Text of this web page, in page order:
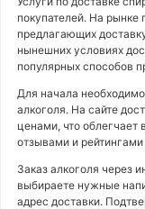
покупателей. На рынке
предлагающих
нынешних условиях
популярных способов
Для начала
алкоголя. На сайте
ценами, что облегчает
отзывами и
Заказ алкоголя через
выбираете нужные
адрес доставки.